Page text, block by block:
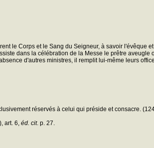
le Corps et le Sang du Seigneur, à savoir l'évêque
dans la célébration de la Messe le prêtre
d'autres ministres, il remplit lui-même leurs
réservés à celui qui préside et consacre.
art. 6, éd. cit. p. 27.